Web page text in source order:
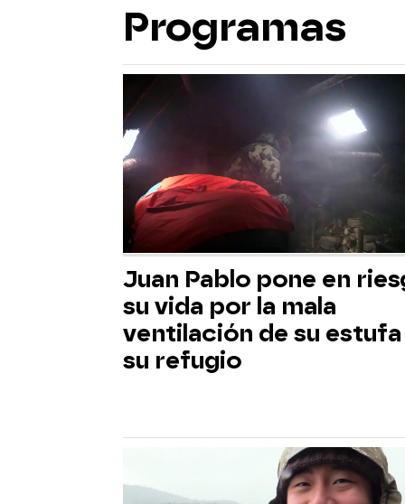
Programas
Juan Pablo pone en
su vida por la mala
ventilación de su estufa
su refugio